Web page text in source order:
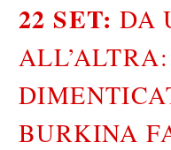
22 SET:DA
BURKINA